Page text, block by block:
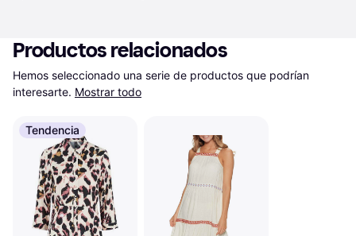
Productos relacionados
Hemos seleccionado una serie de productos que podrían
interesarte. Mostrar todo
Tendencia